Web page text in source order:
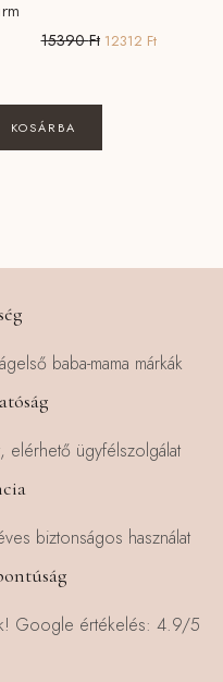
15390Ft Original
12312 FtCurrent
KOSÁRBA
baba-mama márkák
elérhető ügyfélszolgálat
biztonságos használat
Google értékelés: 4.9/5